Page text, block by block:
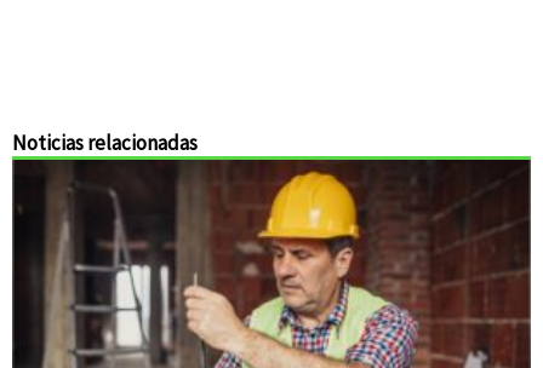
Noticias relacionadas